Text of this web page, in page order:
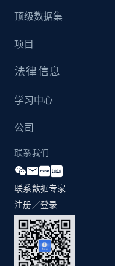
Amazon products
Title, Seller name,
price, Currency,
more.
Amazon products
products from
Title, Seller name,
price, Currency,
more.
顶级数据集
项目
法律信息
学习中心
公司
联系我们
联系数据专家
注册／登录